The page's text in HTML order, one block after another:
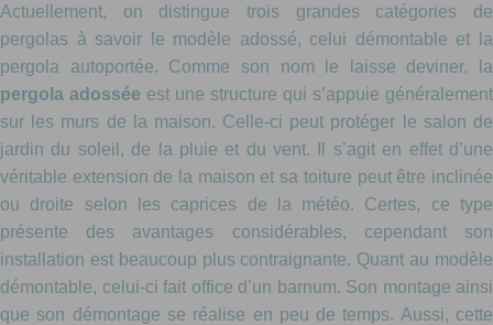
Actuellement, on distingue trois grandes catégories de
pergolas à savoir le modèle adossé, celui démontable et la
pergola autoportée. Comme son nom le laisse deviner, la
pergola adossée est une structure qui s’appuie généralement
sur les murs de la maison. Celle-ci peut protéger le salon de
jardin du soleil, de la pluie et du vent. Il s’agit en effet d’une
véritable extension de la maison et sa toiture peut être inclinée
ou droite selon les caprices de la météo. Certes, ce type
présente des avantages considérables, cependant son
installation est beaucoup plus contraignante. Quant au modèle
démontable, celui-ci fait office d’un barnum. Son montage ainsi
que son démontage se réalise en peu de temps. Aussi, cette